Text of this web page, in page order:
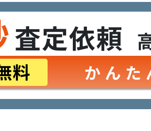
査定依頼
料 かん